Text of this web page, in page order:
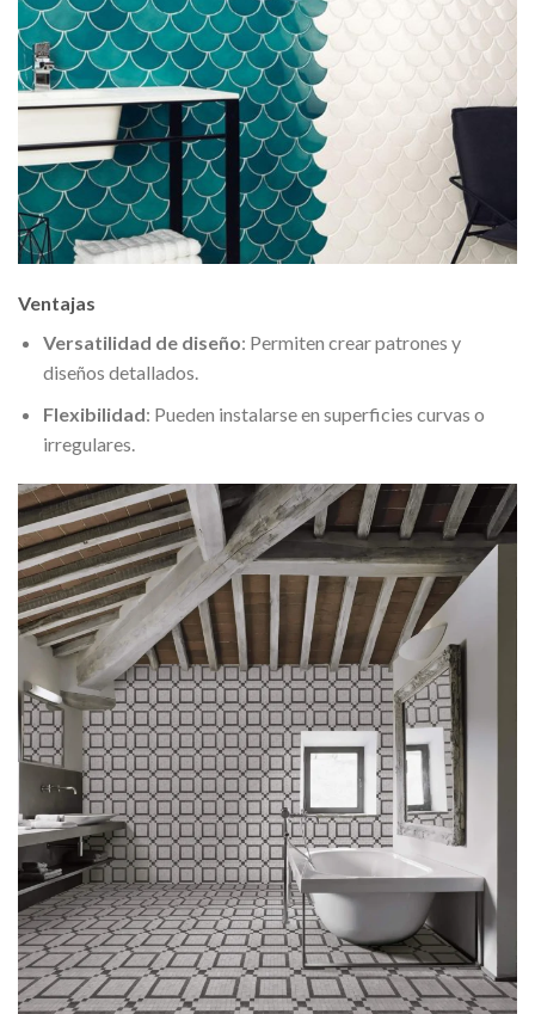
Ventajas
Versatilidad de diseño: Permiten crear patrones y
diseños detallados.
Flexibilidad: Pueden instalarse en superficies curvas o
irregulares.